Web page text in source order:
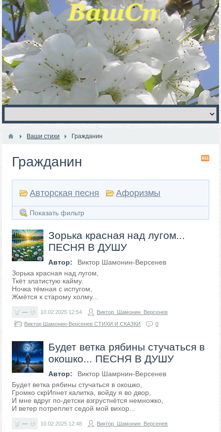
Ваши стихи Гражданин
Гражданин
Авторская песня Афоризмы
Показать фильтр
Зорька красная над лугом...
ПЕСНЯ В ДУШУ
Автор:
Виктор Шамонин-Версенев
Зорька красная над лугом,
Ткёт златистую кайму.
Ночка тёмная с испугом,
Жмётся к старому холму...
— 10.02.2025 12:54
Виктор_Шамонин_Версенев
Виктор Шамонин-Версенев СТИХИ И СКАЗКИ
0
Будет ветка рябины стучаться в
окошко... ПЕСНЯ В ДУШУ
Автор:
Виктор Шамрнин-Версенев
Будет ветка рябины стучаться в окошко,
Громко скрИпнет калитка, войду я во двор,
И мне вдруг по-детски взгрустнётся немножко,
И ветер потреплет седой мой вихор...
— 10.02.2025 12:48
Виктор_Шамонин_Версенев